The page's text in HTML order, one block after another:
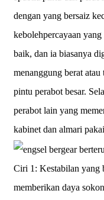
dengan yang bersaiz
kebolehpercayaan
baik, dan ia biasanya
menanggung berat
pintu perabot besar.
perabot lain yang
kabinet dan almari
Ciri 1: Kestabilan yang
memberikan daya